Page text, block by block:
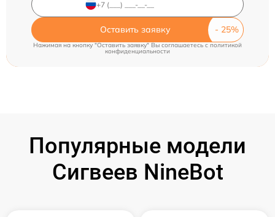
Оставить заявку
Нажимая на кнопку "Оставить заявку" Вы соглашаетесь c политикой
конфиденциальности
Популярные модели
Сигвеев NineBot